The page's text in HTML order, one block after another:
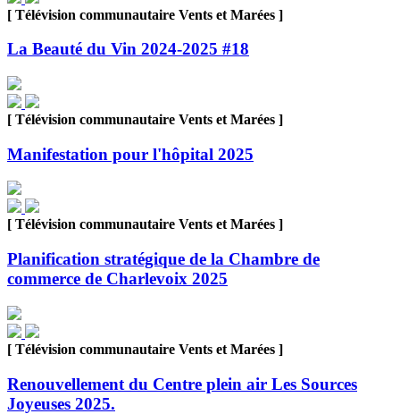
[ Télévision communautaire Vents et Marées ]
La Beauté du Vin 2024-2025 #18
[ Télévision communautaire Vents et Marées ]
Manifestation pour l'hôpital 2025
[ Télévision communautaire Vents et Marées ]
Planification stratégique de la Chambre de
commerce de Charlevoix 2025
[ Télévision communautaire Vents et Marées ]
Renouvellement du Centre plein air Les Sources
Joyeuses 2025.